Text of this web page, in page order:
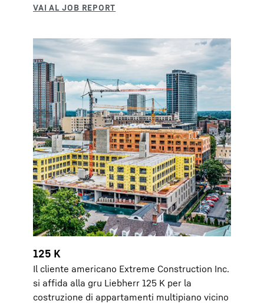
125 K
Il cliente americano Extreme Construction Inc.
si affida alla gru Liebherr 125 K per la
costruzione di appartamenti multipiano vicino